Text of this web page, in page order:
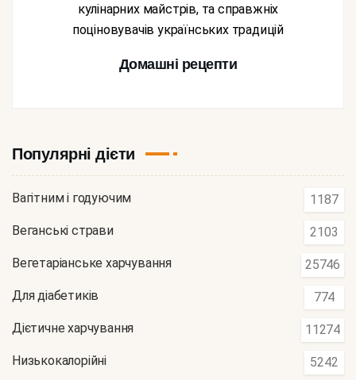
кулінарних майстрів, та справжніх
поціновувачів українських традицій
Домашні рецепти
Популярні дієти
Вагітним і годуючим 1187
Веганські страви 2103
Вегетаріанське харчування 25746
Для діабетиків 774
Дієтичне харчування 11274
Низькокалорійні 5242